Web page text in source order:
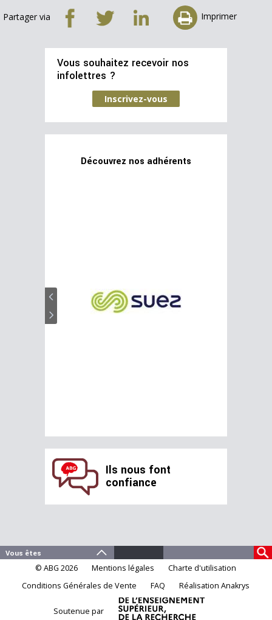
Partager via Imprimer
Vous souhaitez recevoir nos
infolettres ?
Inscrivez-vous
Découvrez nos adhérents
Ils nous font
confiance
© ABG 2026 Mentions légales
Charte d'utilisation
Conditions Générales de Vente
FAQ Réalisation Anakrys
Soutenue par